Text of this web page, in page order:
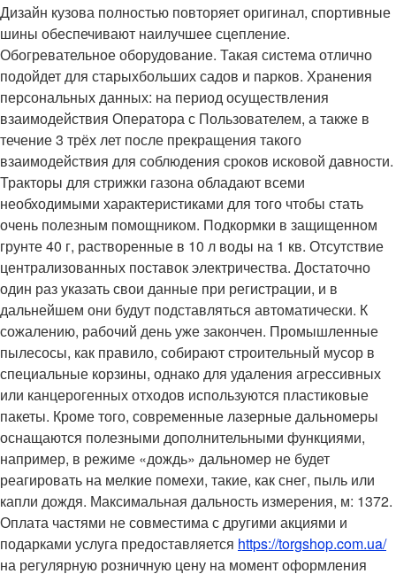
Дизайн кузова полностью повторяет оригинал, спортивные
шины обеспечивают наилучшее сцепление.
Обогревательное оборудование. Такая система отлично
подойдет для старыхбольших садов и парков. Хранения
персональных данных: на период осуществления
взаимодействия Оператора с Пользователем, а также в
течение 3 трёх лет после прекращения такого
взаимодействия для соблюдения сроков исковой давности.
Тракторы для стрижки газона обладают всеми
необходимыми характеристиками для того чтобы стать
очень полезным помощником. Подкормки в защищенном
грунте 40 г, растворенные в 10 л воды на 1 кв. Отсутствие
централизованных поставок электричества. Достаточно
один раз указать свои данные при регистрации, и в
дальнейшем они будут подставляться автоматически. К
сожалению, рабочий день уже закончен. Промышленные
пылесосы, как правило, собирают строительный мусор в
специальные корзины, однако для удаления агрессивных
или канцерогенных отходов используются пластиковые
пакеты. Кроме того, современные лазерные дальномеры
оснащаются полезными дополнительными функциями,
например, в режиме «дождь» дальномер не будет
реагировать на мелкие помехи, такие, как снег, пыль или
капли дождя. Максимальная дальность измерения, м: 1372.
Оплата частями не совместима с другими акциями и
подарками услуга предоставляется https://torgshop.com.ua/
на регулярную розничную цену на момент оформления